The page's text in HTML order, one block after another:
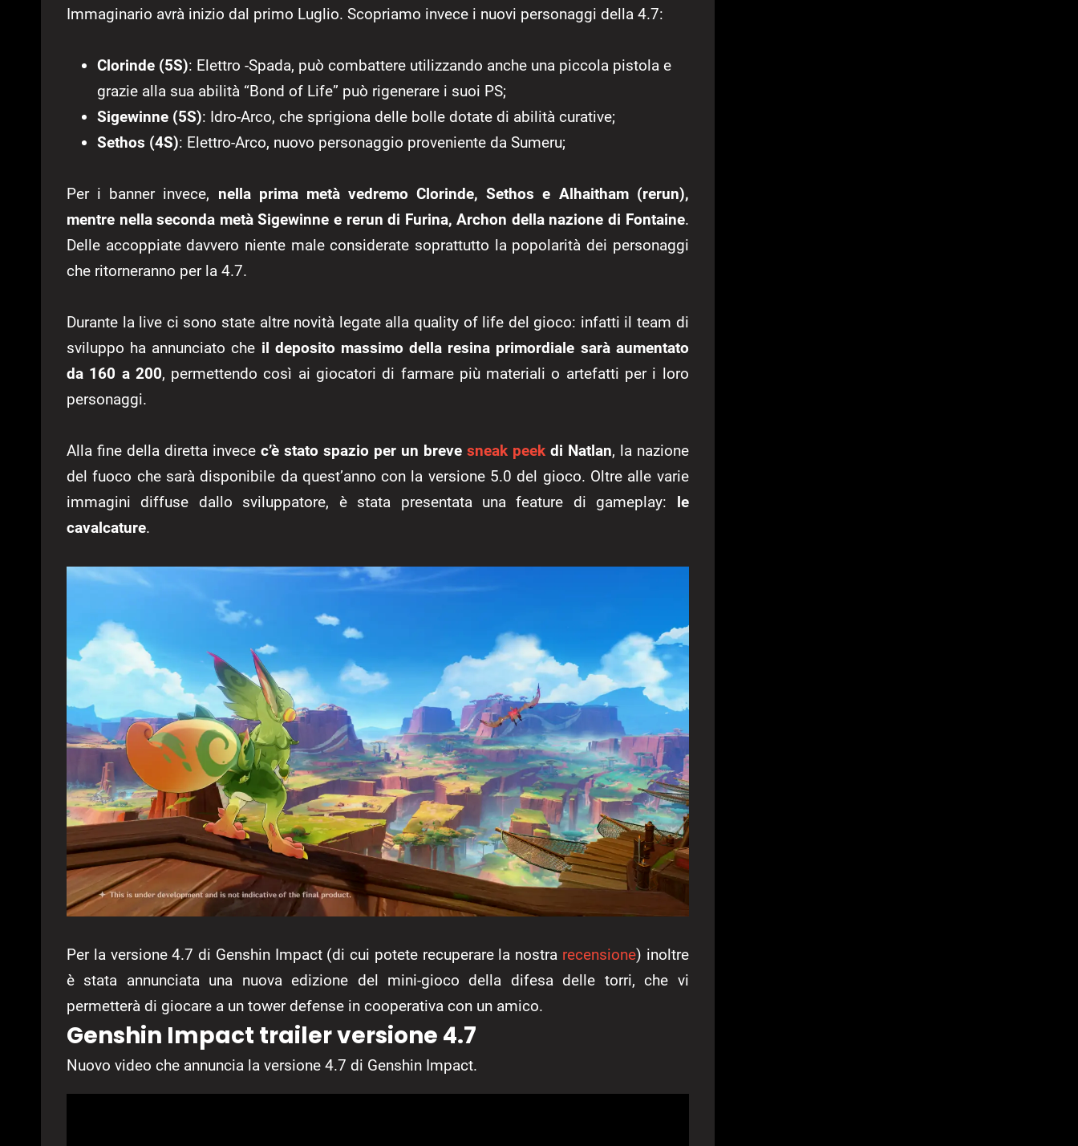
Immaginario avrà inizio dal primo Luglio. Scopriamo invece i nuovi personaggi della 4.7:
Clorinde (5S): Elettro -Spada, può combattere utilizzando anche una piccola pistola e
grazie alla sua abilità “Bond of Life” può rigenerare i suoi PS;
Sigewinne (5S): Idro-Arco, che sprigiona delle bolle dotate di abilità curative;
Sethos (4S): Elettro-Arco, nuovo personaggio proveniente da Sumeru;
Per i banner invece, nella prima metà vedremo Clorinde, Sethos e Alhaitham (rerun),
mentre nella seconda metà Sigewinne e rerun di Furina, Archon della nazione di Fontaine.
Delle accoppiate davvero niente male considerate soprattutto la popolarità dei personaggi
che ritorneranno per la 4.7.
Durante la live ci sono state altre novità legate alla quality of life del gioco: infatti il team di
sviluppo ha annunciato che il deposito massimo della resina primordiale sarà aumentato
da 160 a 200, permettendo così ai giocatori di farmare più materiali o artefatti per i loro
personaggi.
Alla fine della diretta invece c’è stato spazio per un breve sneak peekdi Natlan, la nazione
del fuoco che sarà disponibile da quest’anno con la versione 5.0 del gioco. Oltre alle varie
immagini diffuse dallo sviluppatore, è stata presentata una feature di gameplay: le
cavalcature.
Per la versione 4.7 di Genshin Impact (di cui potete recuperare la nostra recensione) inoltre
è stata annunciata una nuova edizione del mini-gioco della difesa delle torri, che vi
permetterà di giocare a un tower defense in cooperativa con un amico.
Genshin Impact trailer versione 4.7
Nuovo video che annuncia la versione 4.7 di Genshin Impact.